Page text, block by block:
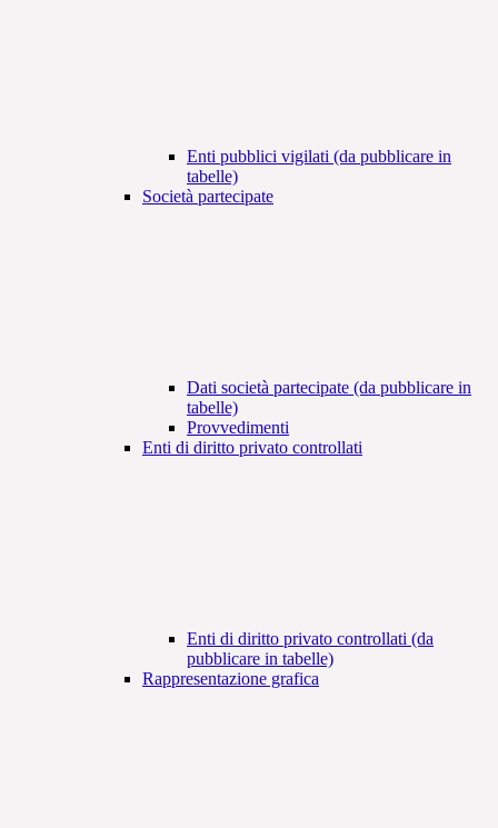
Enti pubblici vigilati (da pubblicare in
tabelle)
Società partecipate
Dati società partecipate (da pubblicare in
tabelle)
Provvedimenti
Enti di diritto privato controllati
Enti di diritto privato controllati (da
pubblicare in tabelle)
Rappresentazione grafica